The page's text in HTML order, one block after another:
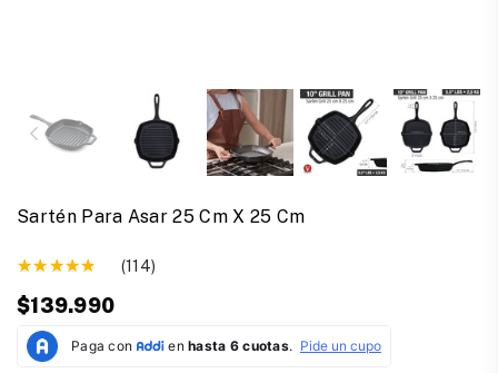
Sartén Para Asar 25 Cm X 25 Cm
(114)
Precio
habitual
$139.990